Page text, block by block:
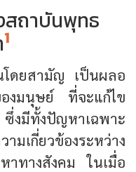
สถาบันพุทธ
1
โดยสามัญ เป็นผลอ
องมนุษย์ ที่จะแก้ไข
งมีทั้งปัญหาเฉพาะ
มเกี่ยวข้องระหว่าง
ทางสังคม ในเมื่อ